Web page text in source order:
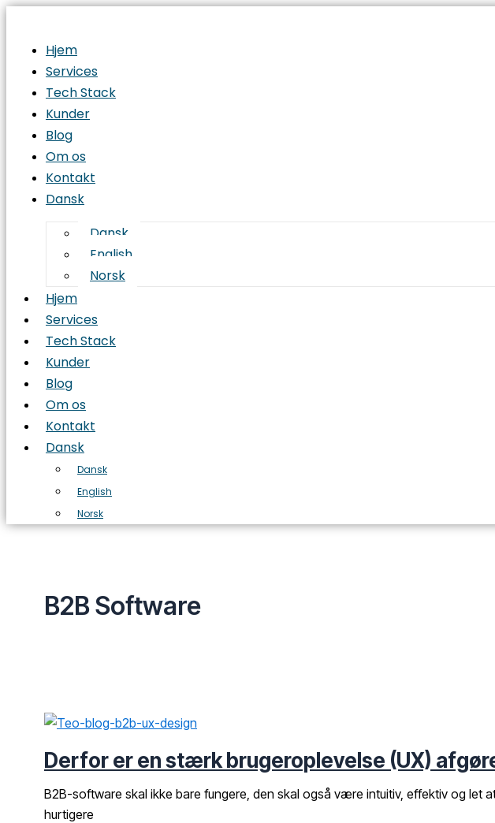
Hjem
Services
Tech Stack
Kunder
Blog
Om os
Kontakt
Dansk
Dansk
English
Norsk
Hjem
Services
Tech Stack
Kunder
Blog
Om os
Kontakt
Dansk
Dansk
English
Norsk
B2B Software
Derfor er en stærk brugeroplevelse (UX)
B2B-software skal ikke bare fungere, den skal også være intuitiv, effektiv og let
hurtigere